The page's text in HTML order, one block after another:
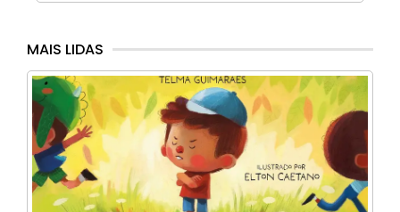
MAIS LIDAS